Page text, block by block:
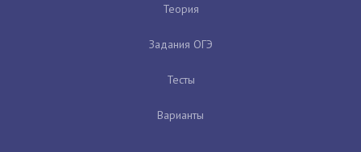
Теория
Задания ОГЭ
Тесты
Варианты